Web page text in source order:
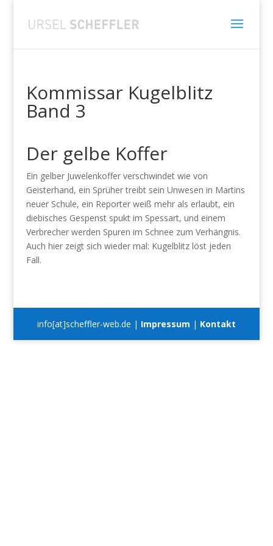
Kommissar Kugelblitz
Band 3
Der gelbe Koffer
Ein gelber Juwelenkoffer verschwindet wie von
Geisterhand, ein Sprüher treibt sein Unwesen in Martins
neuer Schule, ein Reporter weiß mehr als erlaubt, ein
diebisches Gespenst spukt im Spessart, und einem
Verbrecher werden Spuren im Schnee zum Verhängnis.
Auch hier zeigt sich wieder mal: Kugelblitz löst jeden
Fall.
info[at]scheffler-web.de | Impressum | Kontakt